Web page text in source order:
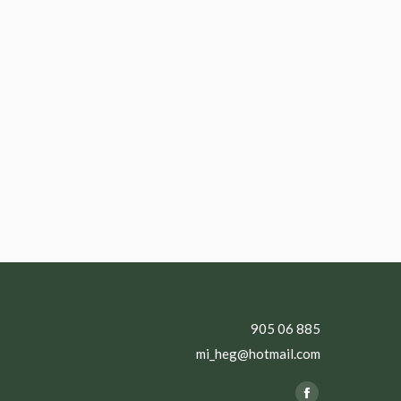
905 06 885
mi_heg@hotmail.com